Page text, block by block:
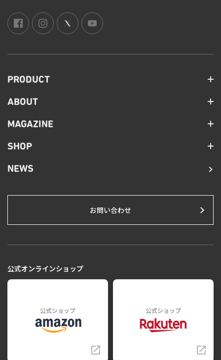
PRODUCT
ABOUT
MAGAZINE
SHOP
NEWS
お問い合わせ
公式オンラインショップ
公式ショップ 公式ショップ